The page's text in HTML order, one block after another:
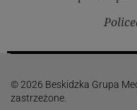
© 2026 Beskidzka Grupa
zastrzeżone.